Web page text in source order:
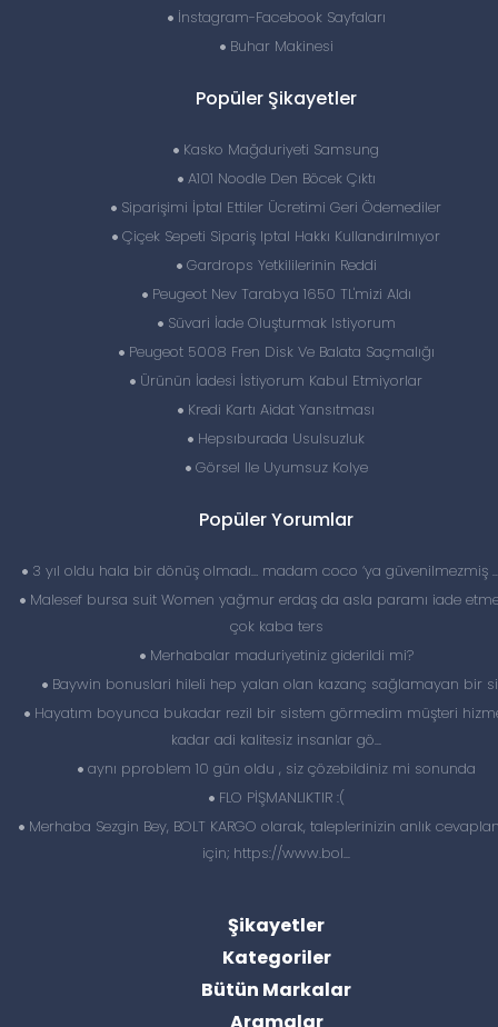
İnstagram-Facebook Sayfaları
Buhar Makinesi
Popüler Şikayetler
Kasko Mağduriyeti Samsung
A101 Noodle Den Böcek Çıktı
Siparişimi İptal Ettiler Ücretimi Geri Ödemediler
Çiçek Sepeti Sipariş Iptal Hakkı Kullandırılmıyor
Gardrops Yetkililerinin Reddi
Peugeot Nev Tarabya 1650 TL'mizi Aldı
Süvari İade Oluşturmak Istiyorum
Peugeot 5008 Fren Disk Ve Balata Saçmalığı
Ürünün İadesi İstiyorum Kabul Etmiyorlar
Kredi Kartı Aidat Yansıtması
Hepsıburada Usulsuzluk
Görsel Ile Uyumsuz Kolye
Popüler Yorumlar
3 yıl oldu hala bir dönüş olmadı… madam coco ‘ya güvenilmezmiş
Malesef bursa suit Women yağmur erdaş da asla paramı iade
çok kaba ters
Merhabalar maduriyetiniz giderildi mi?
Baywin bonuslari hileli hep yalan olan kazanç sağlamayan bir
Hayatım boyunca bukadar rezil bir sistem görmedim müşteri
kadar adi kalitesiz insanlar gö...
aynı pproblem 10 gün oldu , siz çözebildiniz mi sonunda
FLO PİŞMANLIKTIR :(
Merhaba Sezgin Bey, BOLT KARGO olarak, taleplerinizin anlık
için; https://www.bol...
Şikayetler
Kategoriler
Bütün Markalar